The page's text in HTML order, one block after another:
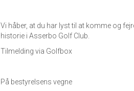
Vi håber, at du har lyst til at komme og
historie i Asserbo Golf Club.
Tilmelding via Golfbox
På bestyrelsens vegne